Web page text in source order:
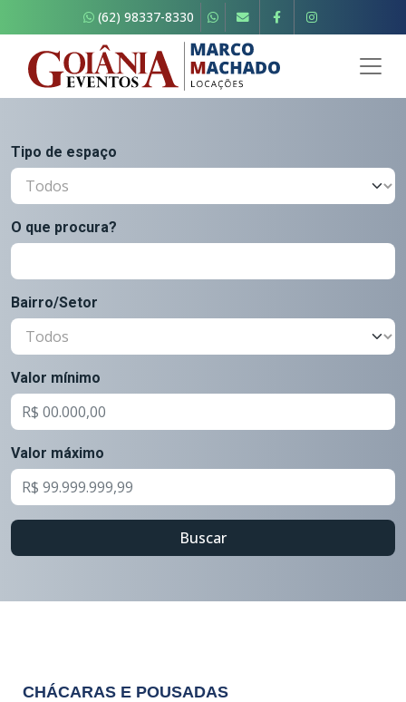
(62) 98337-8330
Tipo de espaço
O que procura?
Bairro/Setor
Valor mínimo
Valor máximo
Buscar
CHÁCARAS E POUSADAS